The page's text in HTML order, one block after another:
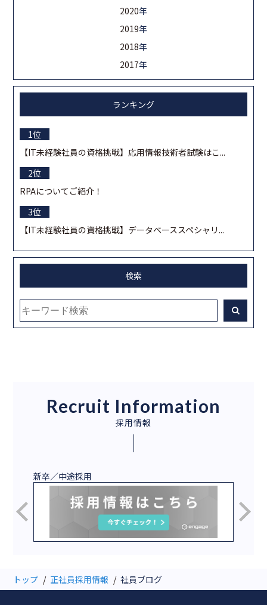
2020年
2019年
2018年
2017年
ランキング
【IT未経験社員の資格挑戦】応用情報技術者試験はこ...
RPAについてご紹介！
【IT未経験社員の資格挑戦】データベーススペシャリ...
検索
Recruit Information
採用情報
新卒／中途採用
トップ 正社員採用情報 社員ブログ